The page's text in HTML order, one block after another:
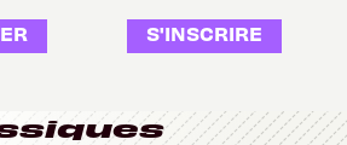
S'INSCRIRE